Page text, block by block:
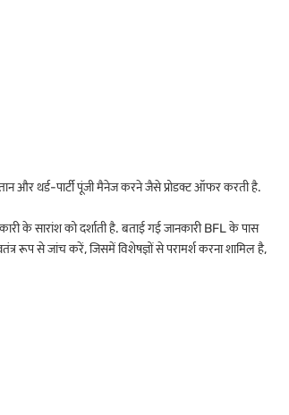
और थर्ड-पार्टी पूंजी मैनेज करने जैसे प्रोडक्ट ऑफर करती है.
के सारांश को दर्शाती है. बताई गई जानकारी BFL के पास
रूप से जांच करें, जिसमें विशेषज्ञों से परामर्श करना शामिल है,